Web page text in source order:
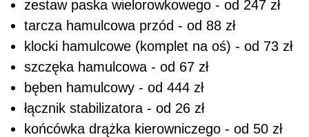
zestaw paska wielorowkowego - od 247 zł
tarcza hamulcowa przód - od 88 zł
klocki hamulcowe (komplet na oś) - od 73 zł
szczęka hamulcowa - od 67 zł
bęben hamulcowy - od 444 zł
łącznik stabilizatora - od 26 zł
końcówka drążka kierowniczego - od 50 zł